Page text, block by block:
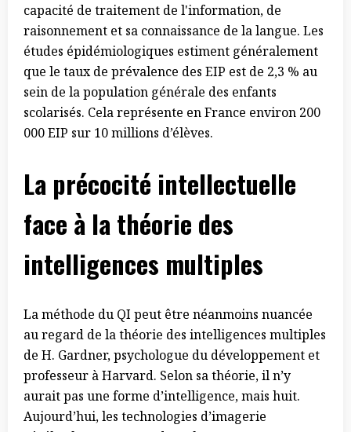
capacité de traitement de l'information, de
raisonnement et sa connaissance de la langue. Les
études épidémiologiques estiment généralement
que le taux de prévalence des EIP est de 2,3 % au
sein de la population générale des enfants
scolarisés. Cela représente en France environ 200
000 EIP sur 10 millions d’élèves.
La précocité intellectuelle
face à la théorie des
intelligences multiples
La méthode du QI peut être néanmoins nuancée
au regard de la théorie des intelligences multiples
de H. Gardner, psychologue du développement et
professeur à Harvard. Selon sa théorie, il n’y
aurait pas une forme d’intelligence, mais huit.
Aujourd’hui, les technologies d’imagerie